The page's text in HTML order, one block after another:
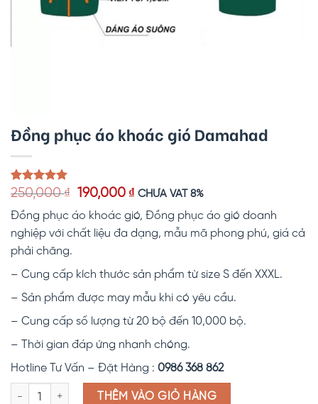
Đồng phục áo khoác gió Damahad
5.00trên 5
dựa trên
1
đánh giá
250,000₫
Giá
là:
250,000 ₫.
190,000 ₫Giá
hiện
tại
là:
CHƯA VAT 8%
Đồng phục áo khoác gió, Đồng phục áo gió doanh
nghiệp với chất liệu đa dạng, mẫu mã phong phú, giá cả
phải chăng.
– Cung cấp kích thước sản phẩm từ size S đến XXXL.
– Sản phẩm được may mẫu khi có yêu cầu.
– Cung cấp số lượng từ 20 bộ đến 10,000 bộ.
– Thời gian đáp ứng nhanh chóng.
Hotline Tư Vấn – Đặt Hàng : 0986 368 862
Đồng phục áo khoác gió Damahad số lượng
THÊM VÀO GIỎ HÀNG